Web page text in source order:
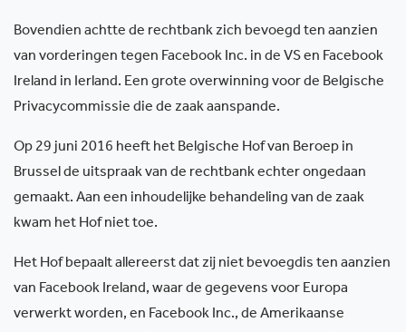
Bovendien achtte de rechtbank zich bevoegd ten aanzien
van vorderingen tegen Facebook Inc. in de VS en Facebook
Ireland in Ierland. Een grote overwinning voor de Belgische
Privacycommissie die de zaak aanspande.
Op 29 juni 2016 heeft het Belgische Hof van Beroep in
Brussel de uitspraak van de rechtbank echter ongedaan
gemaakt. Aan een inhoudelijke behandeling van de zaak
kwam het Hof niet toe.
Het Hof bepaalt allereerst dat zij niet bevoegdis ten aanzien
van Facebook Ireland, waar de gegevens voor Europa
verwerkt worden, en Facebook Inc., de Amerikaanse